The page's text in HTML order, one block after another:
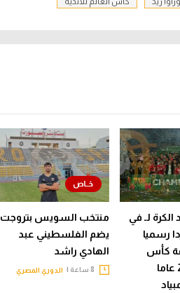
لـ في
رسميا
كأس
إفريقيا تحت 23 عاما
منتخب السويس بتروجت
يضم الفلسطيني عبد
الهادي راشد
الدوري المصري